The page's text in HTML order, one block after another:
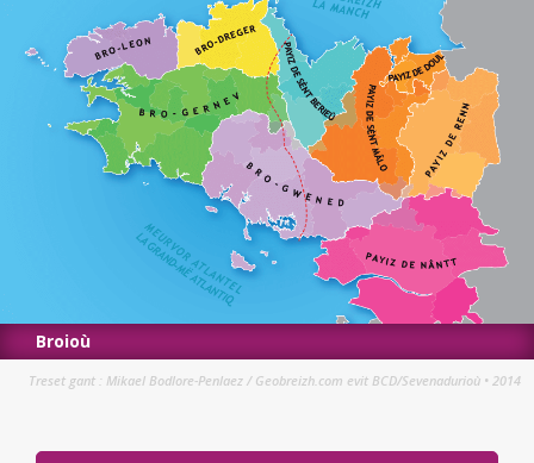
Broioù
Treset gant : Mikael Bodlore-Penlaez / Geobreizh.com evit BCD/Sevenadurioù • 2014